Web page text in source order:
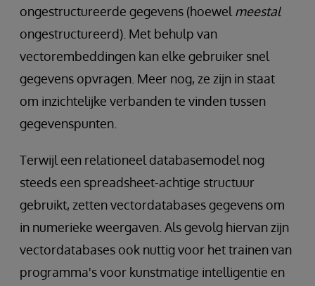
ongestructureerde gegevens (hoewel meestal
ongestructureerd). Met behulp van
vectorembeddingen kan elke gebruiker snel
gegevens opvragen. Meer nog, ze zijn in staat
om inzichtelijke verbanden te vinden tussen
gegevenspunten.
Terwijl een relationeel databasemodel nog
steeds een spreadsheet-achtige structuur
gebruikt, zetten vectordatabases gegevens om
in numerieke weergaven. Als gevolg hiervan zijn
vectordatabases ook nuttig voor het trainen van
programma's voor kunstmatige intelligentie en